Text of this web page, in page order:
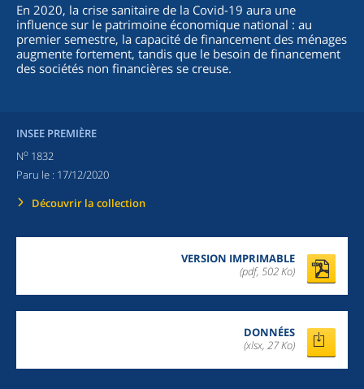
En 2020, la crise sanitaire de la Covid-19 aura une
influence sur le patrimoine économique national : au
premier semestre, la capacité de financement des ménages
augmente fortement, tandis que le besoin de financement
des sociétés non financières se creuse.
INSEE PREMIÈRE
No 1832
Paru le : 17/12/2020
Découvrir la collection
VERSION IMPRIMABLE
(pdf, 502 Ko)
DONNÉES
(xlsx, 27 Ko)